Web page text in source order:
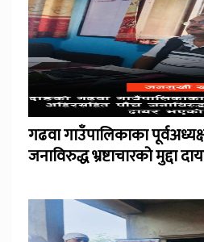
गढवा गाउँपालिकाका
जनाविरुद्ध भ्रष्टाचारको मुद्दा